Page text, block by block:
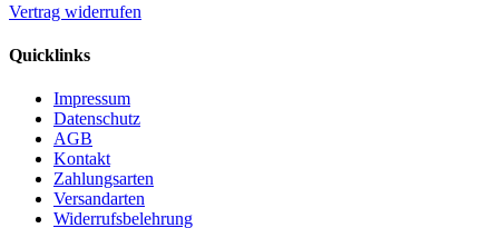
Vertrag widerrufen
Quicklinks
Impressum
Datenschutz
AGB
Kontakt
Zahlungsarten
Versandarten
Widerrufsbelehrung